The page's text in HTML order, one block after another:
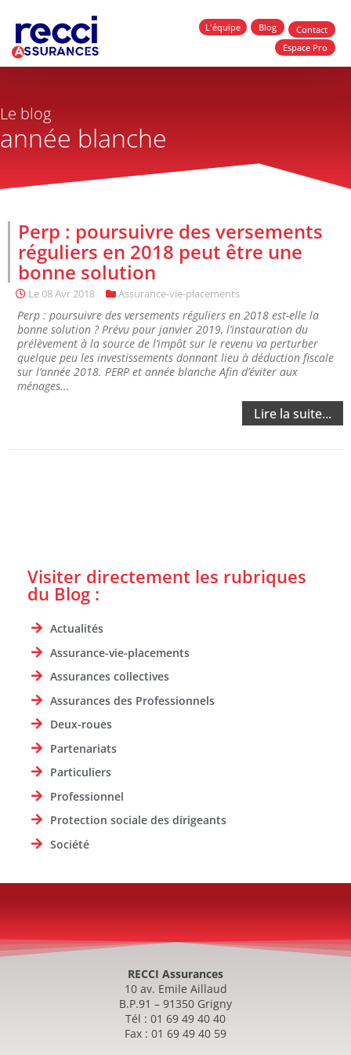
L'équipe Blog
Contact
Espace Pro
Le blog
année blanche
Perp : poursuivre des versements
réguliers en 2018 peut être une
bonne solution
Le08 Avr 2018 Assurance-vie-placements
Perp : poursuivre des versements réguliers en 2018 est-elle la
bonne solution ? Prévu pour janvier 2019, l’instauration du
prélèvement à la source de l’impôt sur le revenu va perturber
quelque peu les investissements donnant lieu à déduction fiscale
sur l’année 2018. PERP et année blanche Afin d’éviter aux
ménages...
Lire la suite...
Visiter directement les rubriques
du Blog :
Actualités
Assurance-vie-placements
Assurances collectives
Assurances des Professionnels
Deux-roues
Partenariats
Particuliers
Professionnel
Protection sociale des dirigeants
Société
RECCI Assurances
10 av. Emile Aillaud
B.P.91 – 91350 Grigny
Tél : 01 69 49 40 40
Fax : 01 69 49 40 59